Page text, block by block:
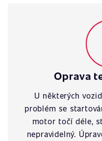
Oprava
U některých
problém se
motor točí déle,
nepravidelný.